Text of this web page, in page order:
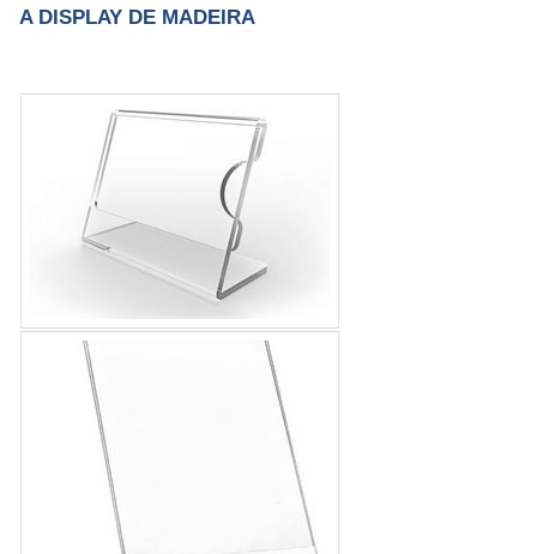
A DISPLAY DE MADEIRA